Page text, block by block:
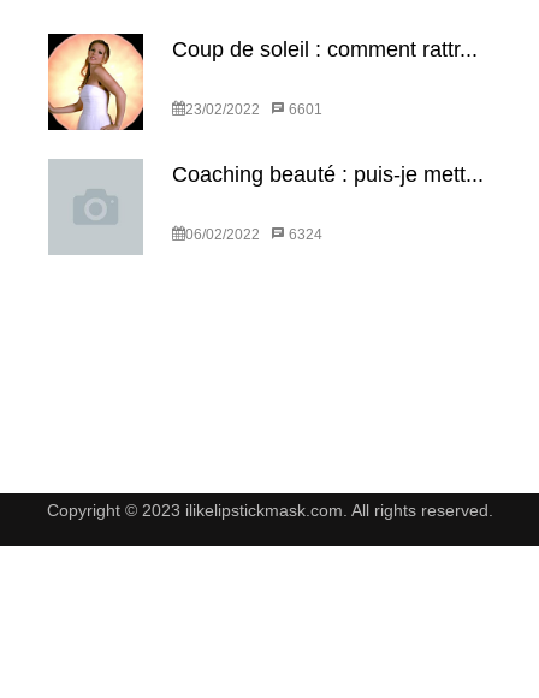
Coup de soleil : comment rattr...
23/02/2022 6601
Coaching beauté : puis-je mett...
06/02/2022 6324
Copyright © 2023 ilikelipstickmask.com. All rights reserved.